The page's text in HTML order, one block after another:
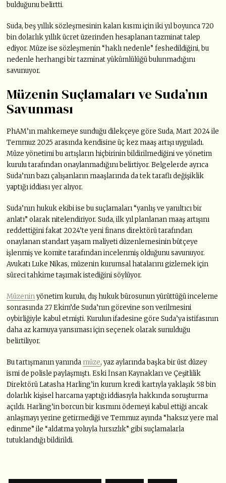
bulduğunu belirtti.
Suda, beş yıllık sözleşmesinin kalan kısmı için iki yıl boyunca 720
bin dolarlık yıllık ücret üzerinden hesaplanan tazminat talep
ediyor. Müze ise sözleşmenin “haklı nedenle” feshedildiğini, bu
nedenle herhangi bir tazminat yükümlülüğü bulunmadığını
savunuyor.
Müzenin Suçlamaları ve Suda’nın
Savunması
PhAM’ın mahkemeye sunduğu dilekçeye göre Suda, Mart 2024 ile
Temmuz 2025 arasında kendisine üç kez maaş artışı uyguladı.
Müze yönetimi bu artışların hiçbirinin bildirilmediğini ve yönetim
kurulu tarafından onaylanmadığını belirtiyor. Belgelerde ayrıca
Suda’nın bazı çalışanların maaşlarında da tek taraflı değişiklik
yaptığı iddiası yer alıyor.
Suda’nın hukuk ekibi ise bu suçlamaları “yanlış ve yanıltıcı bir
anlatı” olarak nitelendiriyor. Suda, ilk yıl planlanan maaş artışını
reddettiğini fakat 2024’te yeni finans direktörü tarafından
onaylanan standart yaşam maliyeti düzenlemesinin bütçeye
işlenmiş ve komite tarafından incelenmiş olduğunu savunuyor.
Avukatı Luke Nikas, müzenin kurumsal hatalarını gizlemek için
süreci tahkime taşımak istediğini söylüyor.
Müzeninyönetim kurulu, dış hukuk bürosunun yürüttüğü inceleme
sonrasında 27 Ekim’de Suda’nın görevine son verilmesini
oybirliğiyle kabul etmişti. Kurulun ifadesine göre Suda’ya istifasının
daha az kamuya yansıması için seçenek olarak sunulduğu
belirtiliyor.
Bu tartışmanın yanında müze, yaz aylarında başka bir üst düzey
ismi de polisle paylaşmıştı. Eski İnsan Kaynakları ve Çeşitlilik
Direktörü Latasha Harling’in kurum kredi kartıyla yaklaşık 58 bin
dolarlık kişisel harcama yaptığı iddiasıyla hakkında soruşturma
açıldı. Harling’in borcun bir kısmını ödemeyi kabul ettiği ancak
anlaşmayı yerine getirmediği ve Temmuz ayında “haksız yere mal
edinme” ile “aldatma yoluyla hırsızlık” gibi suçlamalarla
tutuklandığı bildirildi.